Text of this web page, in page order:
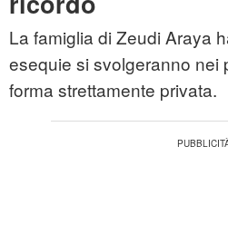
La famiglia di Zeudi Araya
esequie si svolgeranno nei
forma strettamente privata.